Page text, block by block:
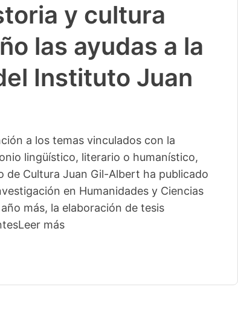
y cultura
las ayudas a la
Instituto Juan
a los temas vinculados con la
lingüístico, literario o humanístico,
Cultura Juan Gil-Albert ha publicado
en Humanidades y Ciencias
más, la elaboración de tesis
Leer más